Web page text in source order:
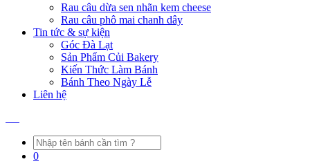
Rau câu dừa sen nhãn kem cheese
Rau câu phô mai chanh dây
Tin tức & sự kiện
Góc Đà Lạt
Sản Phẩm Củi Bakery
Kiến Thức Làm Bánh
Bánh Theo Ngày Lễ
Liên hệ
0